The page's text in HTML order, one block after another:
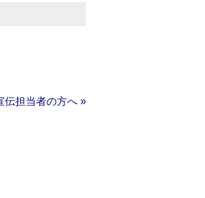
伝担当者の方へ »